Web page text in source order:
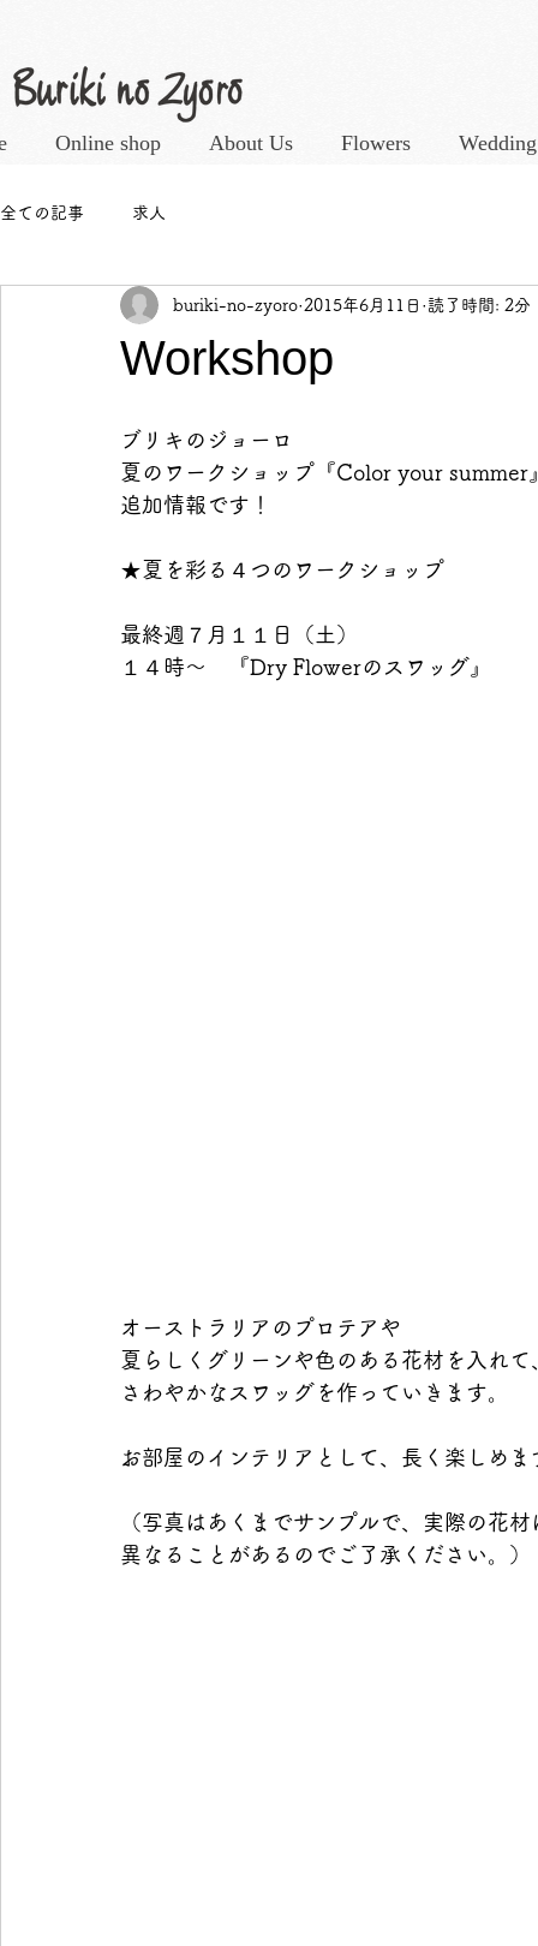
Online shop About Us Flowers Wedding
全ての記事 求人
Workshop
buriki-no-zyoro 2015年6月11日 読了時間: 2分
ブリキのジョーロ
夏のワークショップ『Color your
追加情報です！
★夏を彩る４つのワークショップ
最終週７月１１日（土）
１４時～　『Dry Flowerのスワッグ』
オーストラリアのプロテアや
夏らしくグリーンや色のある花材を入れ
さわやかなスワッグを作っていきます。
お部屋のインテリアとして、長く楽しめ
（写真はあくまでサンプルで、実際の花
異なることがあるのでご了承ください。）